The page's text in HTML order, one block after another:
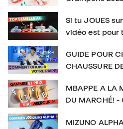
foot. SOCIAL : IG :
https://www.instagram.com/
https://www.tiktok.com/
football :
Si tu JOUES
vidéo est pour
GUIDE POUR
CHAUSSURE
MBAPPE A LA
DU MARCHÉ! -
MIZUNO